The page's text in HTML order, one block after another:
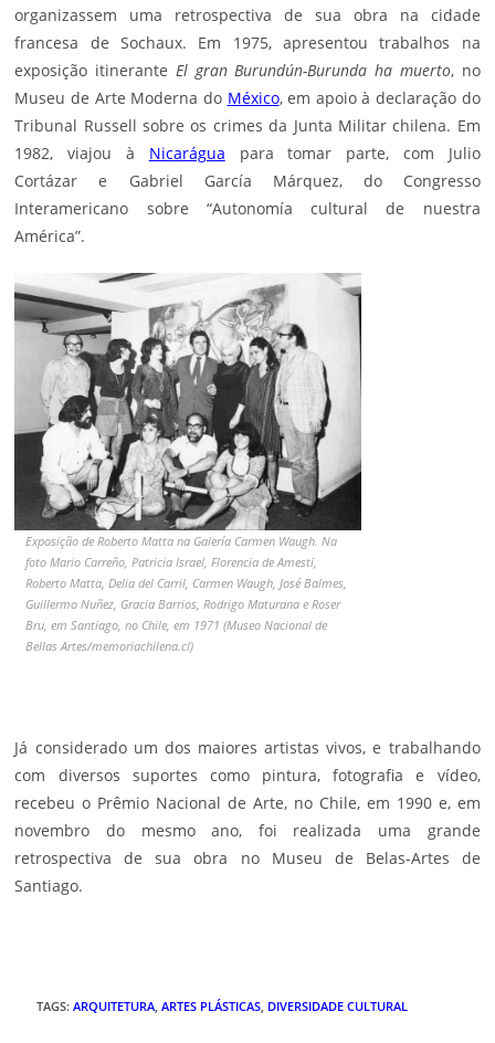
organizassem uma retrospectiva de sua obra na cidade
francesa de Sochaux. Em 1975, apresentou trabalhos na
exposição itinerante El gran Burundún-Burunda ha muerto, no
Museu de Arte Moderna do México, em apoio à declaração do
Tribunal Russell sobre os crimes da Junta Militar chilena. Em
1982, viajou à Nicarágua para tomar parte, com Julio
Cortázare Gabriel García Márquez, do Congresso
Interamericano sobre “Autonomía cultural de nuestra
América”.
Exposição de Roberto Matta na Galería Carmen Waugh. Na
foto Mario Carreño, Patricia Israel, Florencia de Amesti,
Roberto Matta, Delia del Carril, Carmen Waugh, José Balmes,
Guillermo Nuñez, Gracia Barrios, Rodrigo Maturana e Roser
Bru, em Santiago, no Chile, em 1971 (Museo Nacional de
Bellas Artes/memoriachilena.cl)
Já considerado um dos maiores artistas vivos, e trabalhando
com diversos suportes como pintura, fotografia e vídeo,
recebeu o Prêmio Nacional de Arte, no Chile, em 1990 e, em
novembro do mesmo ano, foi realizada uma grande
retrospectiva de sua obra no Museu de Belas-Artes de
Santiago.
TAGS:ARQUITETURA ARTES PLÁSTICAS DIVERSIDADE CULTURAL